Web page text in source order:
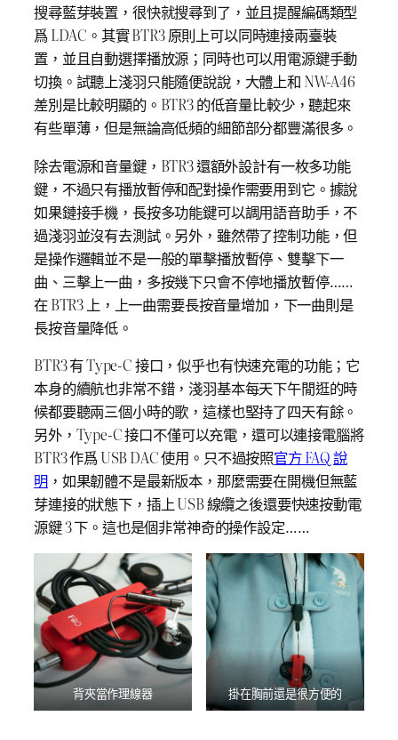
搜尋藍芽裝置，很快就搜尋到了，並且提醒編碼類型
爲 LDAC。其實 BTR3 原則上可以同時連接兩臺裝
置，並且自動選擇播放源；同時也可以用電源鍵手動
切換。試聽上淺羽只能隨便說說，大體上和 NW-A46
差別是比較明顯的。BTR3 的低音量比較少，聽起來
有些單薄，但是無論高低頻的細節部分都豐滿很多。
除去電源和音量鍵，BTR3 還額外設計有一枚多功能
鍵，不過只有播放暫停和配對操作需要用到它。據說
如果鏈接手機，長按多功能鍵可以調用語音助手，不
過淺羽並沒有去測試。另外，雖然帶了控制功能，但
是操作邏輯並不是一般的單擊播放暫停、雙擊下一
曲、三擊上一曲，多按幾下只會不停地播放暫停……
在 BTR3 上，上一曲需要長按音量增加，下一曲則是
長按音量降低。
BTR3 有 Type-C 接口，似乎也有快速充電的功能；它
本身的續航也非常不錯，淺羽基本每天下午閒逛的時
候都要聽兩三個小時的歌，這樣也堅持了四天有餘。
另外，Type-C 接口不僅可以充電，還可以連接電腦將
BTR3 作爲 USB DAC 使用。只不過按照官方 FAQ 說
明，如果韌體不是最新版本，那麼需要在開機但無藍
芽連接的狀態下，插上 USB 線纜之後還要快速按動電
源鍵 3 下。這也是個非常神奇的操作設定……
背夾當作理線器 掛在胸前還是很方便的